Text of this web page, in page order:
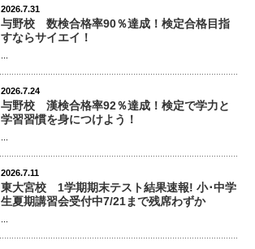
2026.7.31
与野校 数検合格率90％達成！検定合格目指
すならサイエイ！
2026.7.24
与野校 漢検合格率92％達成！検定で学力と
学習習慣を身につけよう！
2026.7.11
東大宮校 1学期期末テスト結果速報! 小･中学
生夏期講習会受付中7/21まで残席わずか